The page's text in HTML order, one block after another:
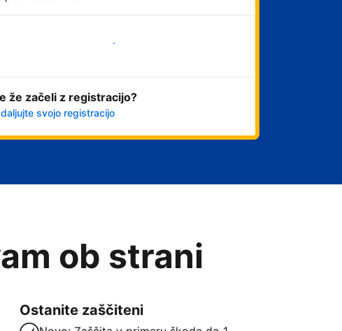
že začeli z registracijo?
svojo registracijo
ob strani
Ostanite zaščiteni